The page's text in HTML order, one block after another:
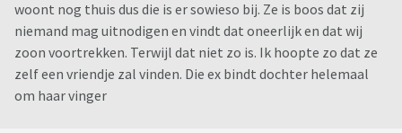
woont nog thuis dus die is er sowieso bij. Ze is boos dat zij
niemand mag uitnodigen en vindt dat oneerlijk en dat wij
zoon voortrekken. Terwijl dat niet zo is. Ik hoopte zo dat ze
zelf een vriendje zal vinden. Die ex bindt dochter helemaal
om haar vinger